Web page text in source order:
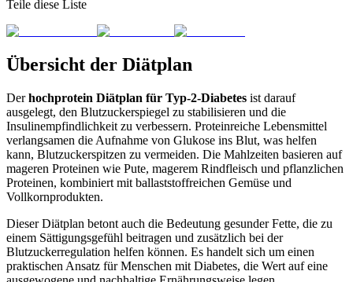
Teile diese Liste
Übersicht der Diätplan
Derhochprotein Diätplan für Typ-2-Diabetes ist darauf
ausgelegt, den Blutzuckerspiegel zu stabilisieren und die
Insulinempfindlichkeit zu verbessern. Proteinreiche Lebensmittel
verlangsamen die Aufnahme von Glukose ins Blut, was helfen
kann, Blutzuckerspitzen zu vermeiden. Die Mahlzeiten basieren auf
mageren Proteinen wie Pute, magerem Rindfleisch und pflanzlichen
Proteinen, kombiniert mit ballaststoffreichen Gemüse und
Vollkornprodukten.
Dieser Diätplan betont auch die Bedeutung gesunder Fette, die zu
einem Sättigungsgefühl beitragen und zusätzlich bei der
Blutzuckerregulation helfen können. Es handelt sich um einen
praktischen Ansatz für Menschen mit Diabetes, die Wert auf eine